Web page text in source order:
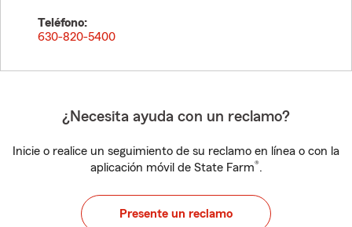
Teléfono:
630-820-5400
¿Necesita ayuda con un reclamo?
Inicie o realice un seguimiento de su reclamo en línea o con la
aplicación móvil de State Farm®.
Presente un reclamo